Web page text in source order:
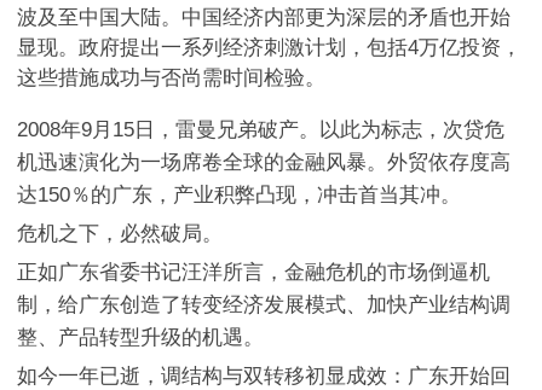
波及至中国大陆。中国经济内部更为深层的矛盾也开始
显现。政府提出一系列经济刺激计划，包括4万亿投资，
这些措施成功与否尚需时间检验。
2008年9月15日，雷曼兄弟破产。以此为标志，次贷危
机迅速演化为一场席卷全球的金融风暴。外贸依存度高
达150％的广东，产业积弊凸现，冲击首当其冲。
危机之下，必然破局。
正如广东省委书记汪洋所言，金融危机的市场倒逼机
制，给广东创造了转变经济发展模式、加快产业结构调
整、产品转型升级的机遇。
如今一年已逝，调结构与双转移初显成效：广东开始回